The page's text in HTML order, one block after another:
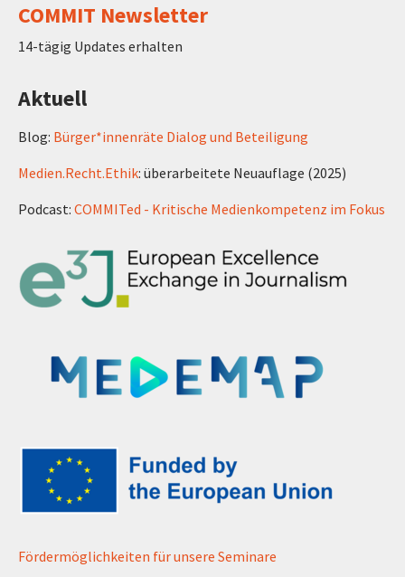
COMMIT Newsletter
14-tägig Updates erhalten
Aktuell
Blog: Bürger*innenräte Dialog und Beteiligung
Medien.Recht.Ethik: überarbeitete Neuauflage (2025)
Podcast: COMMITed - Kritische Medienkompetenz im Fokus
Fördermöglichkeiten für unsere Seminare